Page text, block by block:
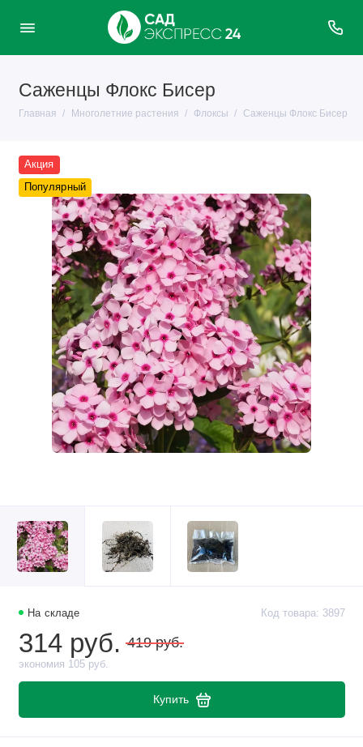
Саженцы Флокс Бисер
Главная Многолетние растения Флоксы Саженцы Флокс Бисер
Акция
Популярный
На складе Код товара: 3897
314 руб. 419 руб.
экономия 105 руб.
Купить